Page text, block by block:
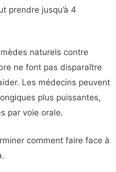
prendre jusqu’à 4
naturels contre
ne font pas disparaître
Les médecins peuvent
plus puissantes,
par voie orale.
comment faire face à